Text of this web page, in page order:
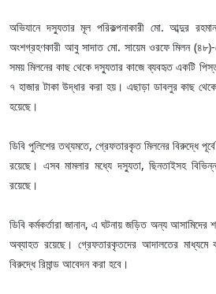
অভিযানে দস্যুতার মূল পরিকল্পনাকারী মো. আব্দুর
অংশগ্রহণকারী আবু সাদাত মো. সায়েম ওরফে মিলন
সময় মিলনের কাছ থেকে দস্যুতার কাজে ব্যবহৃত একটি
৭ হাজার টাকা উদ্ধার করা হয়। এছাড়া ডাবলুর কাছ
হয়েছে।
ডিবি পুলিশের তথ্যমতে, গ্রেফতারকৃত মিলনের বিরুদ্ধে
রয়েছে। এসব মামলার মধ্যে দস্যুতা, ছিনতাইসহ
রয়েছে।
ডিবি কর্মকর্তারা জানান, এ ঘটনায় জড়িত অন্য
অব্যাহত রয়েছে। গ্রেফতারকৃতদের আদালতের মাধ্যমে
বিরুদ্ধে রিমান্ড আবেদন করা হবে।